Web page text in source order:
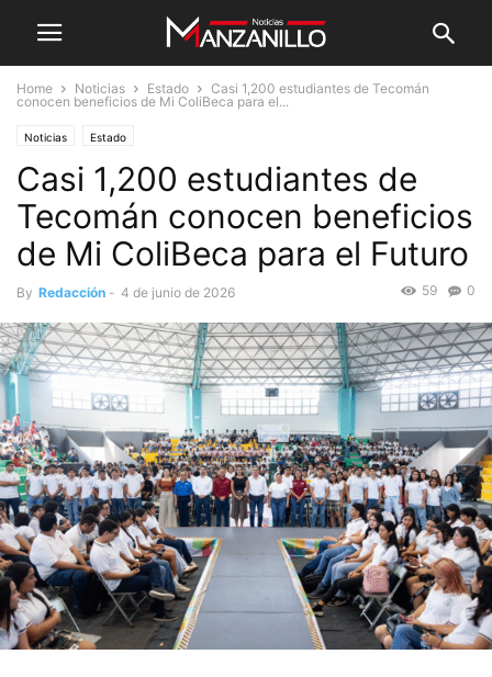
Home Noticias Estado
Casi 1,200 estudiantes de Tecomán
conocen beneficios de Mi ColiBeca para el...
Noticias Estado
Casi 1,200 estudiantes de
Tecomán conocen beneficios
de Mi ColiBeca para el Futuro
By Redacción - 4 de junio de 2026 0
59